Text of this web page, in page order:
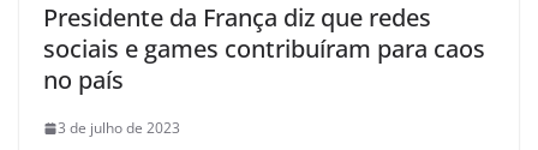
Presidente da França diz que redes
sociais e games contribuíram para caos
no país
3 de julho de 2023